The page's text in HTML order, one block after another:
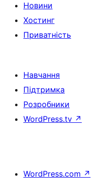
Новини
Хостинг
Приватність
Навчання
Підтримка
Розробники
WordPress.tv ↗
WordPress.com ↗